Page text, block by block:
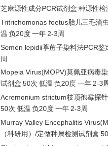
芝麻源性成分PCR试剂盒 种源性检
Tritrichomonas foetus胎儿三毛滴
温 负20度一年 2-3周
Semen lepidii葶苈子染料法PCR鉴
周
Mopeia Virus(MOPV)莫佩亚病毒
试剂盒 50次 低温 负20度一年 2-3
Acremonium strictum枝顶孢霉探
50次 低温 负20度一年 2-3周
Murray Valley Encephalitis
（科研用） /定做种属检测试剂盒